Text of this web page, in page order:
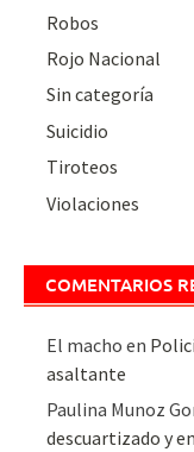
Robos
Rojo Nacional
Sin categoría
Suicidio
Tiroteos
Violaciones
COMENTARIOS
El macho en
asaltante
Paulina Munoz
descuartizado y